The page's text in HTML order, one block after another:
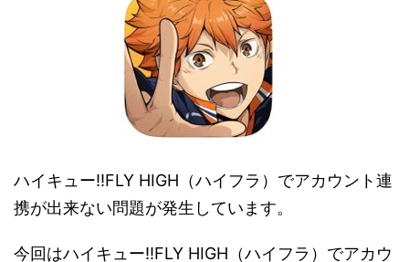
ハイキュー!!FLY HIGH（ハイフラ）でアカウント連
携が出来ない問題が発生しています。
今回はハイキュー!!FLY HIGH（ハイフラ）でアカウ